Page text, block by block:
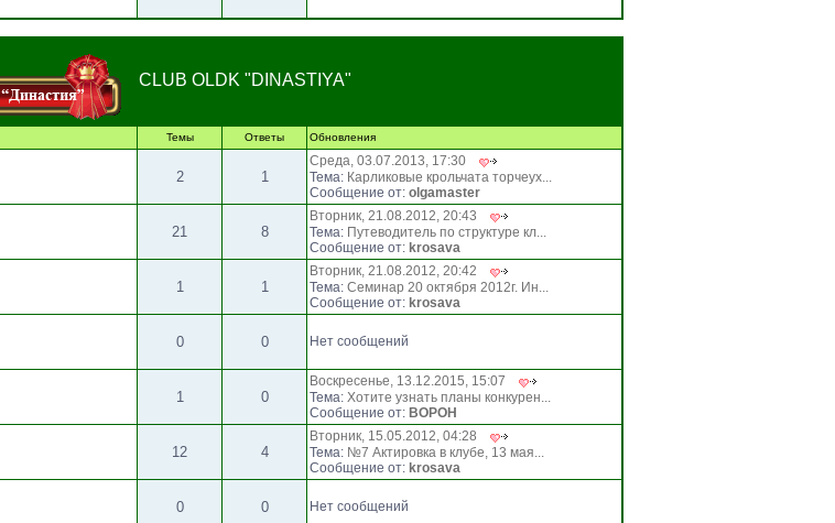
CLUB OLDK "DINASTIYA"
Темы Ответы Обновления
2 1
Среда, 03.07.2013, 17:30
Тема: Карликовые крольчата торчеух...
Сообщение от: olgamaster
21 8
Вторник, 21.08.2012, 20:43
Тема: Путеводитель по структуре кл...
Сообщение от: krosava
1 1
Вторник, 21.08.2012, 20:42
Тема: Семинар 20 октября 2012г. Ин...
Сообщение от: krosava
0 0 Нет сообщений
1 0
Воскресенье, 13.12.2015, 15:07
Тема: Хотите узнать планы конкурен...
Сообщение от: BOPOH
12 4
Вторник, 15.05.2012, 04:28
Тема: №7 Актировка в клубе, 13 мая...
Сообщение от: krosava
0 0 Нет сообщений